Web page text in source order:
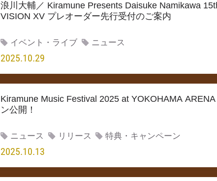
2025.10.29
浪川大輔／ Kiramune Presents Daisuke Namikawa
VISION XV プレオーダー先行受付のご案内
イベント・ライブ ニュース
2025.10.13
Kiramune Music Festival 2025 at YOKOHAMA
ン公開！
ニュース リリース 特典・キャンペーン